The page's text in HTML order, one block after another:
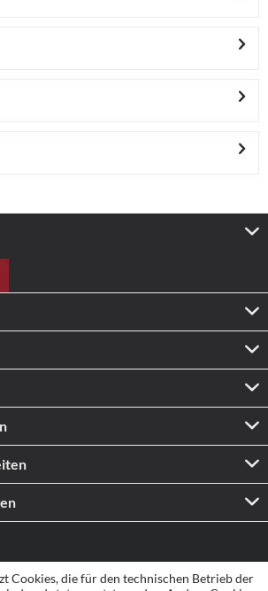
Cookies, die für den technischen Betrieb der